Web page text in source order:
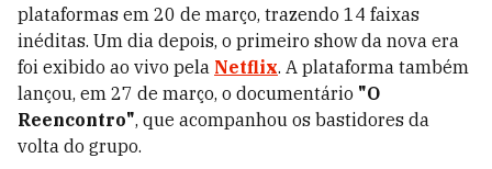
plataformas em 20 de março, trazendo 14 faixas
inéditas. Um dia depois, o primeiro show da nova era
foi exibido ao vivo pela Netflix. A plataforma também
lançou, em 27 de março, o documentário "O
Reencontro", que acompanhou os bastidores da
volta do grupo.